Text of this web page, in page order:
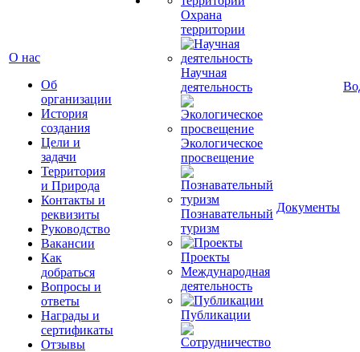
О нас
Об
организации
История
создания
Цели и
задачи
Территория
и Природа
Контакты и
реквизиты
Руководство
Вакансии
Как
добраться
Вопросы и
ответы
Награды и
сертификаты
Отзывы
Охрана
территории
Научная
деятельность
Экологическое
просвещение
Познавательный
туризм
Проекты
Международная
деятельность
Публикации
Документы